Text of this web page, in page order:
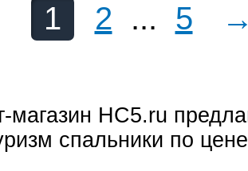
1 2 ... 5
магазин HC5.ru
спальники по